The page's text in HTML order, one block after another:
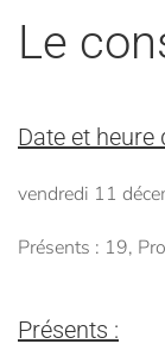
Le
Date et heure
vendredi 11
Présents : 19,
Présents :